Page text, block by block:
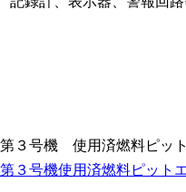
３号機 使用済燃料ピッ
３号機使用済燃料ピット